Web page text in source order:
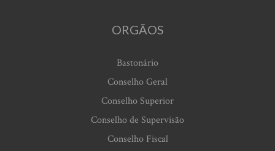
ORGÃOS
Bastonário
Conselho Geral
Conselho Superior
Conselho de Supervisão
Conselho Fiscal